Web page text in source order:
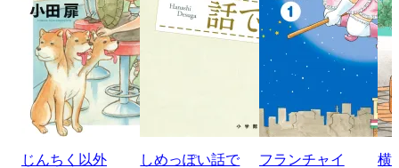
じんちく以外
しめっぽい話で
フランチャイ
横